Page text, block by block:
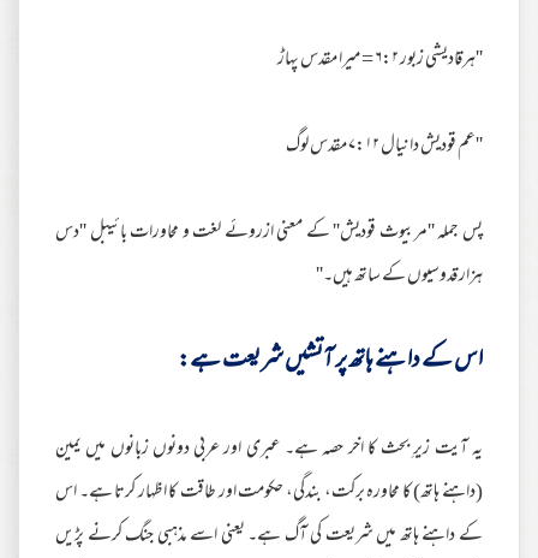
''ہرقادیشی زبور ۶:۲ = میرا مقدس پہاڑ
''عم قودیش دانیال ۷:۱۲ مقدس لوگ
پس جملہ ''مربیوث قودیش'' کے معنی ازروئے لغت و محاورات بائیبل ''دس
ہزار قدوسیوں کے ساتھ ہیں۔''
اس کے داہنے ہاتھ پر آتشیں شریعت ہے:
یہ آیت زیرِ بحث کا اخر حصہ ہے۔ عبری اور عربی دونوں زبانوں میں یمین
(داہنے ہاتھ) کا محاورہ برکت، بندگی، حکومت اور طاقت کا اظہار کرتا ہے۔ اس
کے داہنے ہاتھ میں شریعت کی آگ ہے۔ یعنی اسے مذہبی جنگ کرنے پڑیں